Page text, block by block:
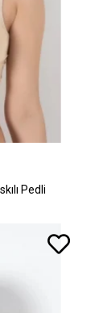
Pedli